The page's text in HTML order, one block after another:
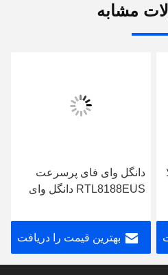
مشابه
دانگل وای فای پرسرعت
RTL8188EUS دانگل وای
داخلی
بهترین قیمت را دریافت